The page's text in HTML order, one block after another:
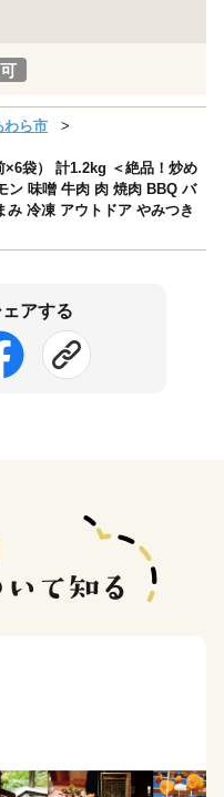
わら市
袋） 計1.2kg ＜絶品！炒め
ン 味噌 牛肉 肉 焼肉 BBQ バ
み 冷凍 アウトドア やみつき
アする